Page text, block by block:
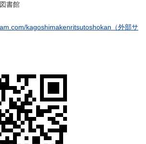
書館
kagoshimakenritsutoshokan（外部サ